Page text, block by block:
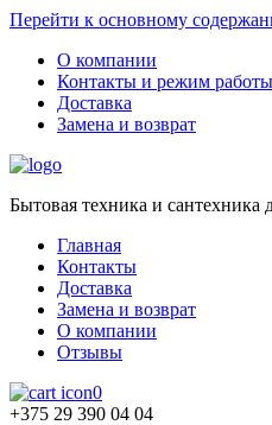
Перейти к основному
О компании
Контакты и режим работы
Доставка
Замена и возврат
Бытовая техника и сантехника
Главная
Контакты
Доставка
Замена и возврат
О компании
Отзывы
0
+375 29 390 04 04